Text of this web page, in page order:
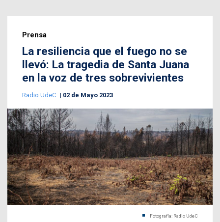
Prensa
La resiliencia que el fuego no se
llevó: La tragedia de Santa Juana
en la voz de tres sobrevivientes
Radio UdeC 02 de Mayo 2023
Fotografía: Radio UdeC